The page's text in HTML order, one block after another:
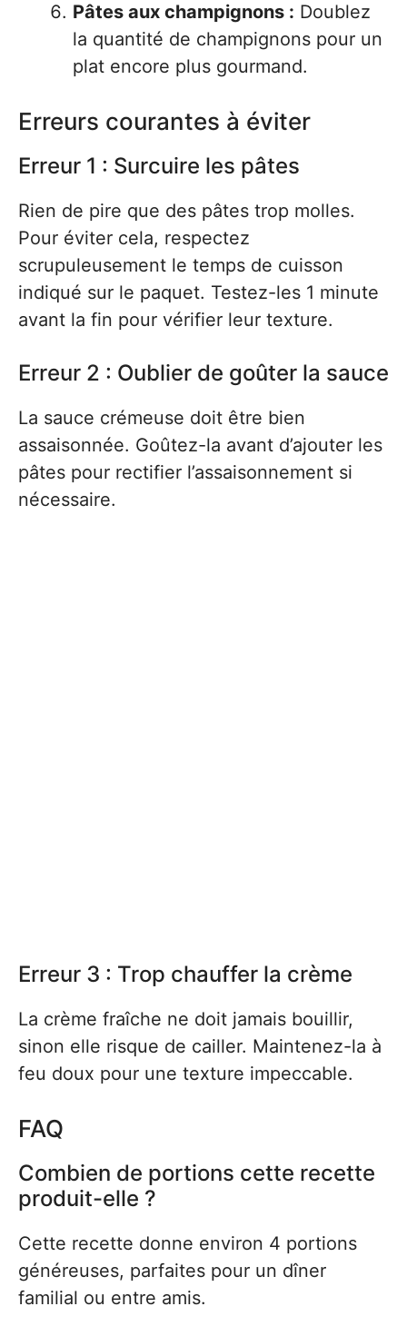
Pâtes aux champignons : Doublez
la quantité de champignons pour un
plat encore plus gourmand.
Erreurs courantes à éviter
Erreur 1 : Surcuire les pâtes
Rien de pire que des pâtes trop molles.
Pour éviter cela, respectez
scrupuleusement le temps de cuisson
indiqué sur le paquet. Testez-les 1 minute
avant la fin pour vérifier leur texture.
Erreur 2 : Oublier de goûter la sauce
La sauce crémeuse doit être bien
assaisonnée. Goûtez-la avant d’ajouter les
pâtes pour rectifier l’assaisonnement si
nécessaire.
Erreur 3 : Trop chauffer la crème
La crème fraîche ne doit jamais bouillir,
sinon elle risque de cailler. Maintenez-la à
feu doux pour une texture impeccable.
FAQ
Combien de portions cette recette
produit-elle ?
Cette recette donne environ 4 portions
généreuses, parfaites pour un dîner
familial ou entre amis.